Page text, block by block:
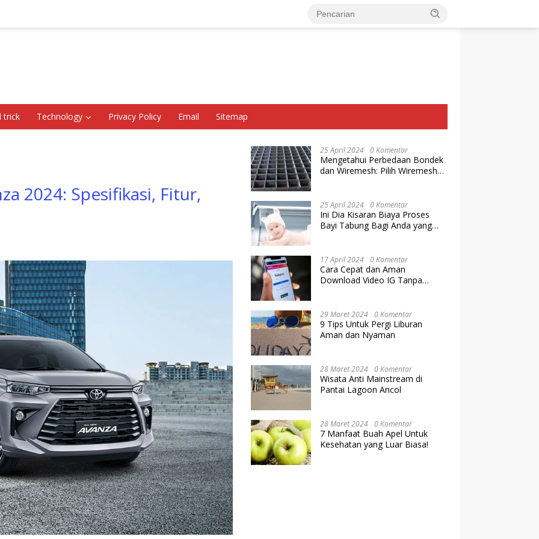
trick Technology Privacy Policy Email Sitemap
2024: Spesifikasi, Fitur,
25 April 2024 0 Komentar
Mengetahui Perbedaan Bondek
dan Wiremesh: Pilih Wiremesh
25 April 2024 0 Komentar
Ini Dia Kisaran Biaya Proses
Bayi Tabung Bagi Anda yang
17 April 2024 0 Komentar
Cara Cepat dan Aman
Download Video IG Tanpa
29 Maret 2024 0 Komentar
9 Tips Untuk Pergi Liburan
Aman dan Nyaman
28 Maret 2024 0 Komentar
Wisata Anti Mainstream di
Pantai Lagoon Ancol
28 Maret 2024 0 Komentar
7 Manfaat Buah Apel Untuk
Kesehatan yang Luar Biasa!